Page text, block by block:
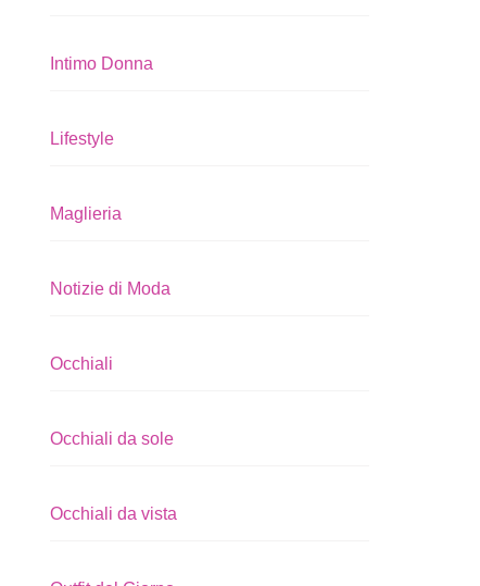
Intimo Donna
Lifestyle
Maglieria
Notizie di Moda
Occhiali
Occhiali da sole
Occhiali da vista